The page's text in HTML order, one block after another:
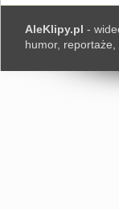
AleKlipy.pl -
humor, reportaże,